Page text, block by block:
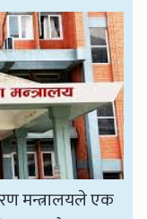
मन्त्रालयले एक